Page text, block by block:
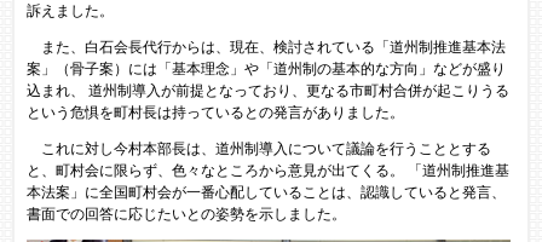
訴えました。
また、白石会長代行からは、現在、検討されている「道州制推進基本法
案」（骨子案）には「基本理念」や「道州制の基本的な方向」などが盛り
込まれ、 道州制導入が前提となっており、更なる市町村合併が起こりうる
という危惧を町村長は持っているとの発言がありました。
これに対し今村本部長は、道州制導入について議論を行うこととする
と、町村会に限らず、色々なところから意見が出てくる。 「道州制推進基
本法案」に全国町村会が一番心配していることは、認識していると発言、
書面での回答に応じたいとの姿勢を示しました。